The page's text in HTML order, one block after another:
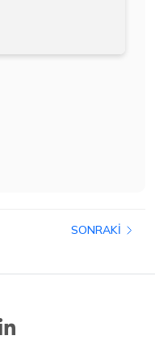
SONRAKI